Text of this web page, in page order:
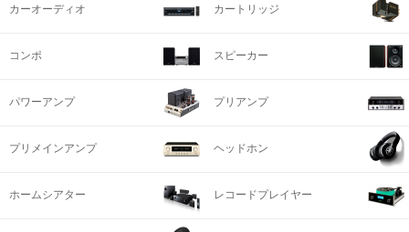
カーオーディオ カートリッジ
コンポ スピーカー
パワーアンプ プリアンプ
プリメインアンプ ヘッドホン
ホームシアター レコードプレイヤー